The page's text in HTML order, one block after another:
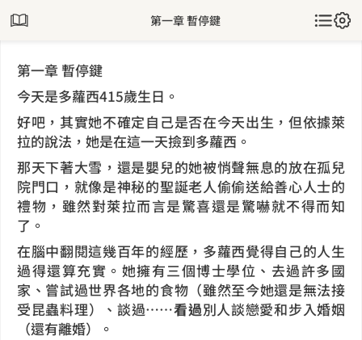
第一章 暫停鍵
第一章 暫停鍵
今天是多蘿西415歲生日。
好吧，其實她不確定自己是否在今天出生，但依據萊
拉的說法，她是在這一天撿到多蘿西。
那天下著大雪，還是嬰兒的她被悄聲無息的放在孤兒
院門口，就像是神秘的聖誕老人偷偷送給善心人士的
禮物，雖然對萊拉而言是驚喜還是驚嚇就不得而知
了。
在腦中翻閱這幾百年的經歷，多蘿西覺得自己的人生
過得還算充實。她擁有三個博士學位、去過許多國
家、嘗試過世界各地的食物（雖然至今她還是無法接
受昆蟲料理）、談過……看過別人談戀愛和步入婚姻
（還有離婚）。